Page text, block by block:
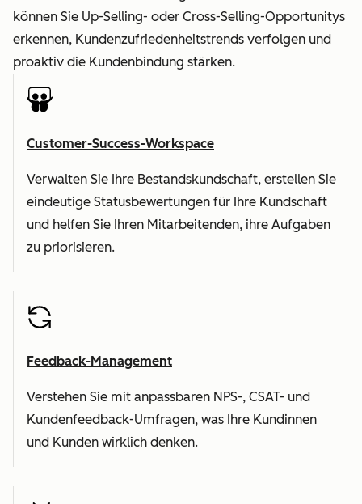
können Sie Up-Selling- oder Cross-Selling-Opportunitys
erkennen, Kundenzufriedenheitstrends verfolgen und
proaktiv die Kundenbindung stärken.
Customer-Success-Workspace
Verwalten Sie Ihre Bestandskundschaft, erstellen Sie
eindeutige Statusbewertungen für Ihre Kundschaft
und helfen Sie Ihren Mitarbeitenden, ihre Aufgaben
zu priorisieren.
Feedback-Management
Verstehen Sie mit anpassbaren NPS-, CSAT- und
Kundenfeedback-Umfragen, was Ihre Kundinnen
und Kunden wirklich denken.